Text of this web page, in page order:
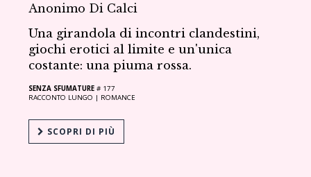
Anonimo Di Calci
Una girandola di incontri clandestini,
giochi erotici al limite e un'unica
costante: una piuma rossa.
SENZA SFUMATURE # 177
RACCONTO LUNGO | ROMANCE
SCOPRI DI PIÙ